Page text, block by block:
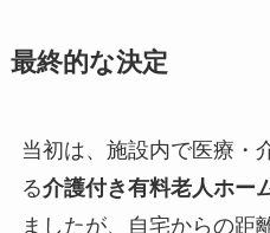
最終的な決定
当初は、施設内で医療・
る介護付き有料老人ホー
ましたが、自宅からの距